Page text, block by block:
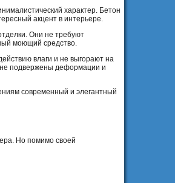
характер. Бетон
акцент в интерьере.
Они не требуют
моющий средство.
влаги и не выгорают на
не подвержены деформации и
современный и элегантный
Но помимо своей